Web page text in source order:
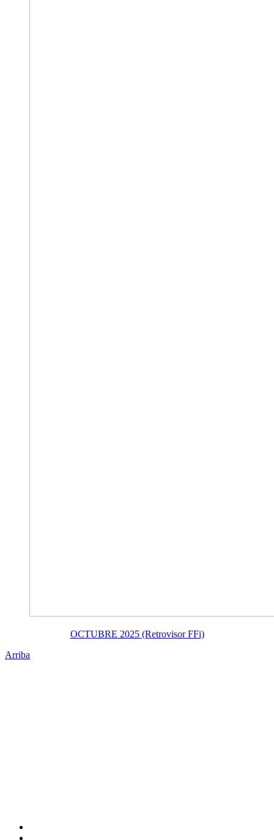
OCTUBRE 2025 (Retrovisor FFi)
Arriba